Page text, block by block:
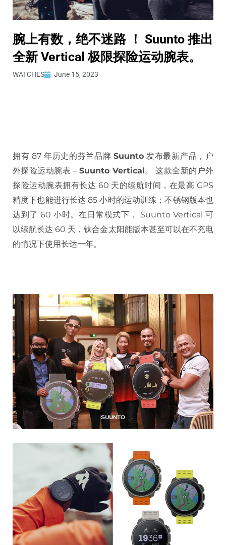
腕上有数，绝不迷路 ！ Suunto 推出
全新 Vertical 极限探险运动腕表。
WATCHES June 15, 2023
拥有 87 年历史的芬兰品牌Suunto 发布最新产品，户
外探险运动腕表 –Suunto Vertical 。 这款全新的户外
探险运动腕表拥有长达 60 天的续航时间，在最高 GPS
精度下也能进行长达 85 小时的运动训练；不锈钢版本也
达到了 60 小时。在日常模式下， Suunto Vertical 可
以续航长达 60 天，钛合金太阳能版本甚至可以在不充电
的情况下使用长达一年。